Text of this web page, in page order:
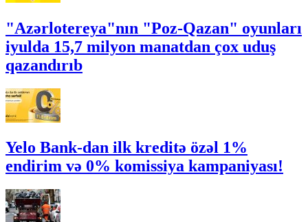
"Azərlotereya"nın "Poz-Qazan" oyunları
iyulda 15,7 milyon manatdan çox uduş
qazandırıb
Yelo Bank-dan ilk kreditə özəl 1%
endirim və 0% komissiya kampaniyası!